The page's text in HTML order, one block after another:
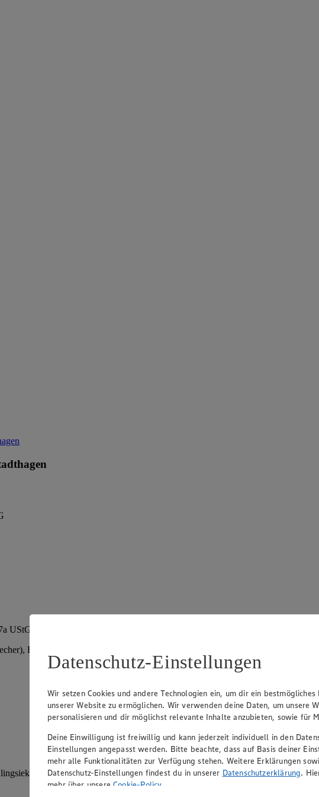
UStG: DE 266067317
Eileen Dominique Klingsiek (Vorstandsmitglied), Ulf-U. Plath
(Geschäftsführerin), Mark Rosenkranz (Geschäftsführer), Ulf-U. Plath
Datenschutz-Einstellungen
Wir setzen Cookies und andere Technologien ein, um dir ein bestmögliches
unserer Website zu ermöglichen. Wir verwenden deine Daten, um unsere
personalisieren und dir möglichst relevante Inhalte anzubieten, sowie für
Deine Einwilligung ist freiwillig und kann jederzeit individuell in den
Einstellungen angepasst werden. Bitte beachte, dass auf Basis deiner
mehr alle Funktionalitäten zur Verfügung stehen. Weitere Erklärungen
Datenschutz-Einstellungen findest du in unserer Datenschutzerklärung.
mehr über unsereCookie-Policy.